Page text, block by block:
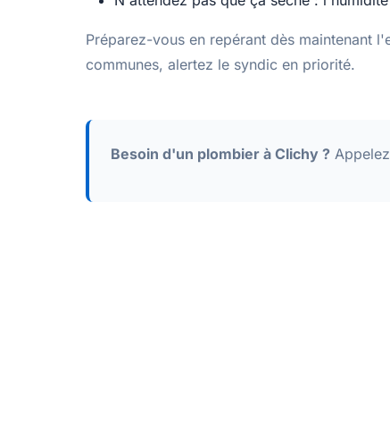
Préparez-vous en repérant dès maintenant
communes, alertez le syndic en priorité.
Besoin d'un plombier à Clichy ?